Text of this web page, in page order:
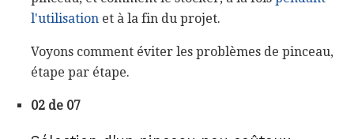
l'utilisation et à la fin du projet.
Voyons comment éviter les problèmes de pinceau,
étape par étape.
02 de 07